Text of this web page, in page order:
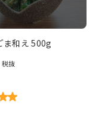
ま和え 500g
税抜